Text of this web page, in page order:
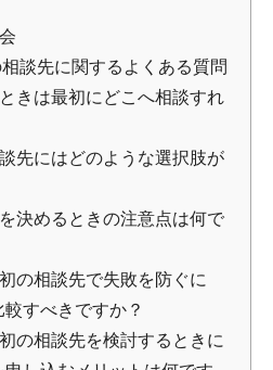
談先に関するよくある質問
きは最初にどこへ相談すれ
先にはどのような選択肢が
決めるときの注意点は何で
の相談先で失敗を防ぐに
すべきですか？
の相談先を検討するときに